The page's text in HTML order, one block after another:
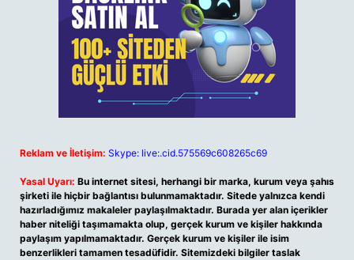
Reklam ve İletişim: Skype: live:.cid.575569c608265c69
Yasal Uyarı: Bu internet sitesi, herhangi bir marka, kurum veya şahıs
şirketi ile hiçbir bağlantısı bulunmamaktadır. Sitede yalnızca kendi
hazırladığımız makaleler paylaşılmaktadır. Burada yer alan içerikler
haber niteliği taşımamakta olup, gerçek kurum ve kişiler hakkında
paylaşım yapılmamaktadır. Gerçek kurum ve kişiler ile isim
benzerlikleri tamamen tesadüfidir. Sitemizdeki bilgiler taslak